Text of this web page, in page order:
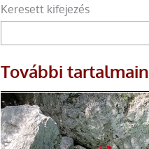
Keresett kifejezés
További